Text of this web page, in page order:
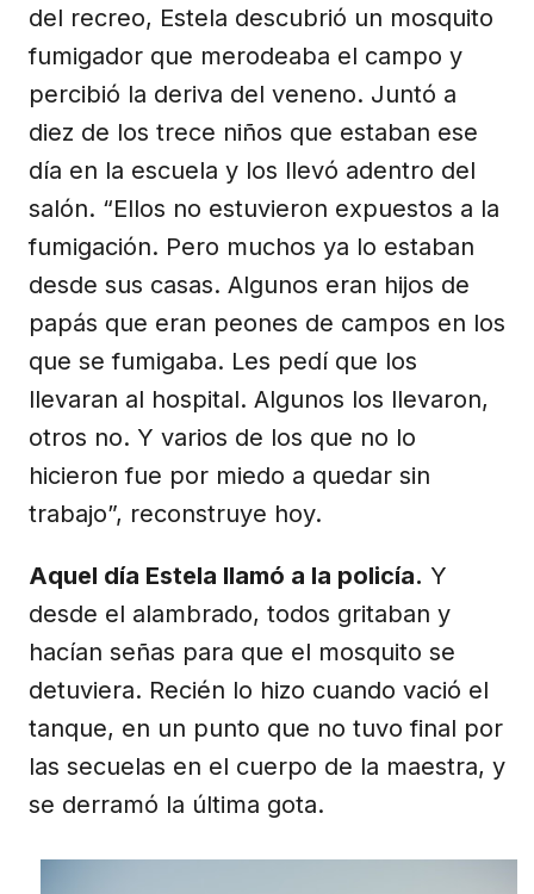
del recreo, Estela descubrió un mosquito
fumigador que merodeaba el campo y
percibió la deriva del veneno. Juntó a
diez de los trece niños que estaban ese
día en la escuela y los llevó adentro del
salón. “Ellos no estuvieron expuestos a la
fumigación. Pero muchos ya lo estaban
desde sus casas. Algunos eran hijos de
papás que eran peones de campos en los
que se fumigaba. Les pedí que los
llevaran al hospital. Algunos los llevaron,
otros no. Y varios de los que no lo
hicieron fue por miedo a quedar sin
trabajo”, reconstruye hoy.
Aquel día Estela llamó a la policía. Y
desde el alambrado, todos gritaban y
hacían señas para que el mosquito se
detuviera. Recién lo hizo cuando vació el
tanque, en un punto que no tuvo final por
las secuelas en el cuerpo de la maestra, y
se derramó la última gota.